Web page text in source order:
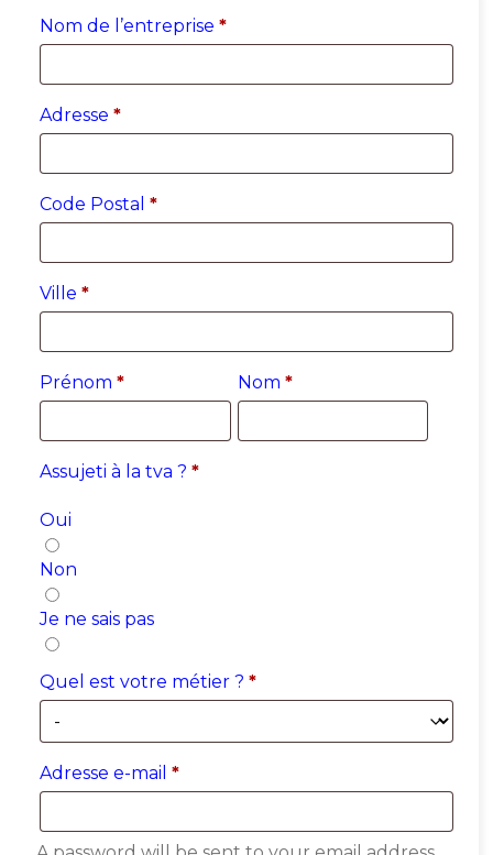
Nom de l’entreprise*
Adresse*
Code Postal*
Ville*
Prénom* Nom *
Assujeti à la tva ?*
Oui
Non
Je ne sais pas
Quel est votre métier ?*
Adresse e-mail*